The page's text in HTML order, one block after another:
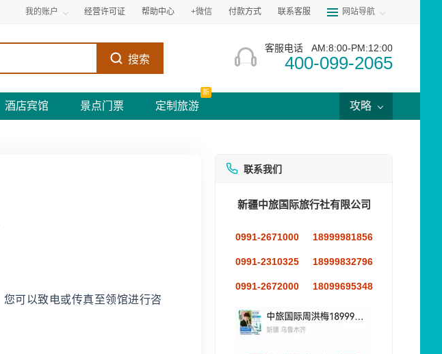
我的账户 经营许可证 帮助中心 +微信 付款方式 联系客服 网站导航
搜索
客服电话 AM:8:00-PM:12:00
400-099-2065
酒店宾馆 景点门票 定制旅游
新
攻略
可以致电或传真至领馆进行咨
联系我们
新疆中旅国际旅行社有限公司
0991-2671000 18999981856
0991-2310325 18999832796
0991-2672000 18099695348